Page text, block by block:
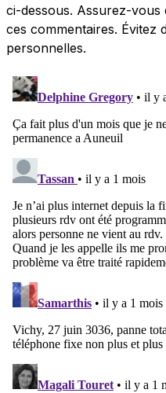
ci-dessous. Assurez-
ces commentaires. Évitez
personnelles.